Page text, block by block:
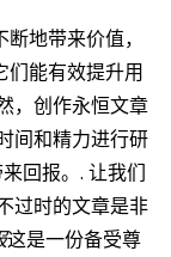
地带来价值，
们能有效提升用
，创作永恒文章
间和精力进行研
回报。. 让我们
过时的文章是非
这是一份备受尊